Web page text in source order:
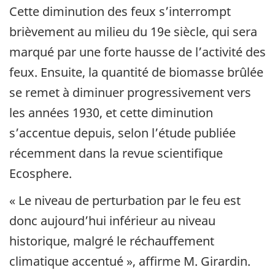
Cette diminution des feux s’interrompt
brièvement au milieu du 19e siècle, qui sera
marqué par une forte hausse de l’activité des
feux. Ensuite, la quantité de biomasse brûlée
se remet à diminuer progressivement vers
les années 1930, et cette diminution
s’accentue depuis, selon l’étude publiée
récemment dans la revue scientifique
Ecosphere.
« Le niveau de perturbation par le feu est
donc aujourd’hui inférieur au niveau
historique, malgré le réchauffement
climatique accentué », affirme M. Girardin.